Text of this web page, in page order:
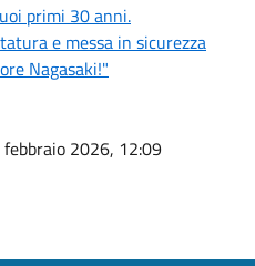
primi 30 anni.
e messa in sicurezza
Nagasaki!"
febbraio 2026, 12:09